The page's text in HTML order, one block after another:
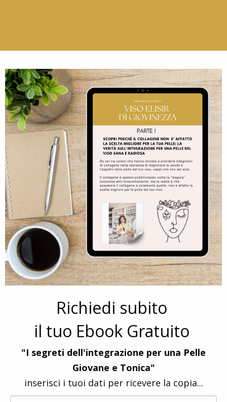
Richiedi subito
il tuo Ebook Gratuito
"I segreti dell'integrazione per una Pelle
Giovane e Tonica"
inserisci i tuoi dati per ricevere la copia...